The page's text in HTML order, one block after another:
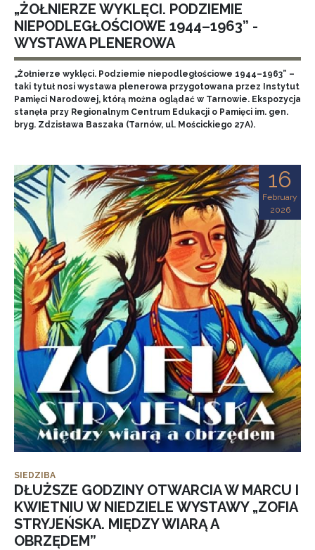
„ŻOŁNIERZE WYKLĘCI. PODZIEMIE
NIEPODLEGŁOŚCIOWE 1944–1963” -
WYSTAWA PLENEROWA
„Żołnierze wyklęci. Podziemie niepodległościowe 1944–1963” –
taki tytuł nosi wystawa plenerowa przygotowana przez Instytut
Pamięci Narodowej, którą można oglądać w Tarnowie. Ekspozycja
stanęła przy Regionalnym Centrum Edukacji o Pamięci im. gen.
bryg. Zdzisława Baszaka (Tarnów, ul. Mościckiego 27A).
16
February
2026
SIEDZIBA
DŁUŻSZE GODZINY OTWARCIA W MARCU I
KWIETNIU W NIEDZIELE WYSTAWY „ZOFIA
STRYJEŃSKA. MIĘDZY WIARĄ A
OBRZĘDEM”